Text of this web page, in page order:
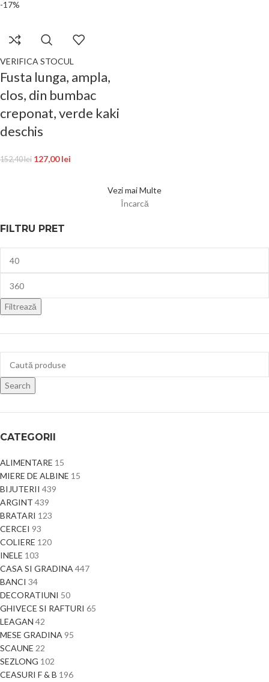
FILTRU PRET
Filtrează
Search
CATEGORII
ALIMENTARE 15
MIERE DE ALBINE 15
BIJUTERII 439
ARGINT 439
BRATARI 123
CERCEI 93
COLIERE 120
INELE 103
CASA SI GRADINA 447
BANCI 34
DECORATIUNI 50
GHIVECE SI RAFTURI 65
LEAGAN 42
MESE GRADINA 95
SCAUNE 22
SEZLONG 102
CEASURI F & B 196
-17%
VERIFICA STOCUL
Fusta lunga, ampla,
clos, din bumbac
creponat, verde kaki
deschis
152,40lei 127,00lei
Vezi mai Multe
Încarcă